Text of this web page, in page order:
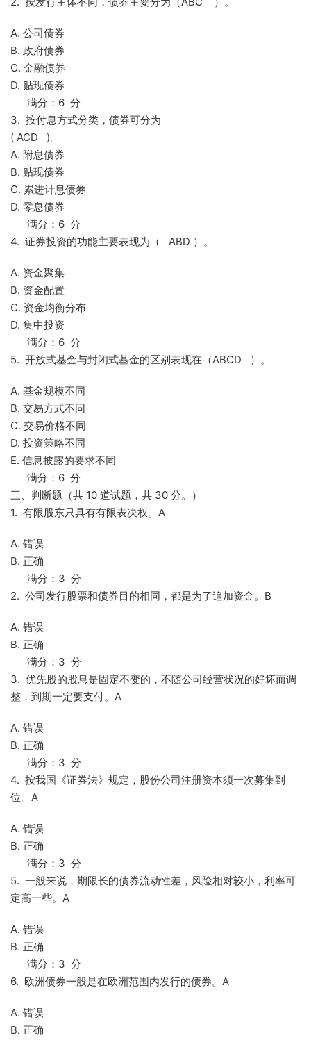
A. 公司债券
B. 政府债券
C. 金融债券
D. 贴现债券
满分：6 分
3. 按付息方式分类，债券可分为
( ACD )。
A. 附息债券
B. 贴现债券
C. 累进计息债券
D. 零息债券
满分：6 分
4. 证券投资的功能主要表现为（ ABD ）。
A. 资金聚集
B. 资金配置
C. 资金均衡分布
D. 集中投资
满分：6 分
5. 开放式基金与封闭式基金的区别表现在（ABCD ）。
A. 基金规模不同
B. 交易方式不同
C. 交易价格不同
D. 投资策略不同
E. 信息披露的要求不同
满分：6 分
三、判断题（共 10 道试题，共 30 分。）
1. 有限股东只具有有限表决权。A
A. 错误
B. 正确
满分：3 分
2. 公司发行股票和债券目的相同，都是为了追加资金。B
A. 错误
B. 正确
满分：3 分
3. 优先股的股息是固定不变的，不随公司经营状况的好坏而调
整，到期一定要支付。A
A. 错误
B. 正确
满分：3 分
4. 按我国《证券法》规定，股份公司注册资本须一次募集到
位。A
A. 错误
B. 正确
满分：3 分
5. 一般来说，期限长的债券流动性差，风险相对较小，利率可
定高一些。A
A. 错误
B. 正确
满分：3 分
6. 欧洲债券一般是在欧洲范围内发行的债券。A
A. 错误
B. 正确